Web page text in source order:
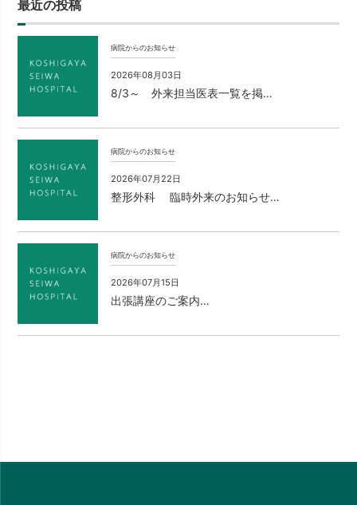
最近の投稿
病院からのお知らせ
2026年08月03日
8/3～ 外来担当医表一覧を掲…
病院からのお知らせ
2026年07月22日
整形外科 臨時外来のお知らせ…
病院からのお知らせ
2026年07月15日
出張講座のご案内…